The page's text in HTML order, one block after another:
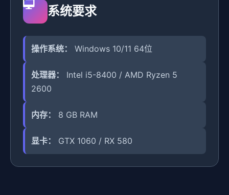
系统要求
操作系统： Windows 10/11 64位
处理器：
Intel i5-8400 / AMD Ryzen 5
2600
内存： 8 GB RAM
显卡： GTX 1060 / RX 580